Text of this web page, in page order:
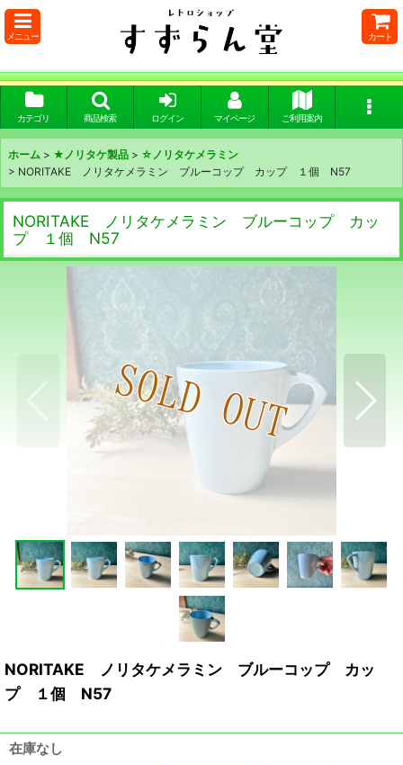
メニュー カート
カテゴリ 商品検索 ログイン マイページ ご利用案内
ホーム > ★ノリタケ製品 > ☆ノリタケメラミン
> NORITAKE ノリタケメラミン ブルーコップ カップ １個 N57
NORITAKE ノリタケメラミン ブルーコップ カッ
プ １個 N57
NORITAKE ノリタケメラミン ブルーコップ カッ
プ １個 N57
在庫なし